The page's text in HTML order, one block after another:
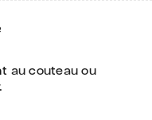
au couteau ou